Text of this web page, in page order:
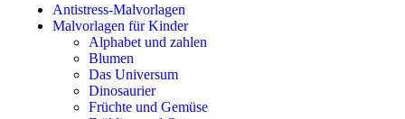
Personen
Sommer und Feiertage
Teddys und Pferde
Antistress-Malvorlagen
Malvorlagen für Kinder
Alphabet und zahlen
Blumen
Das Universum
Dinosaurier
Früchte und Gemüse